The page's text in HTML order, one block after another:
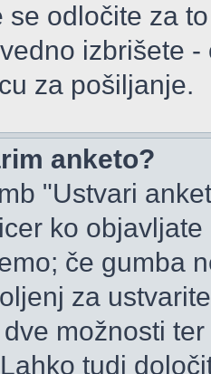
se odločite za
izbrišete
za pošiljanje.
anketo?
"Ustvari
ko
če gumba
za
možnosti
tudi